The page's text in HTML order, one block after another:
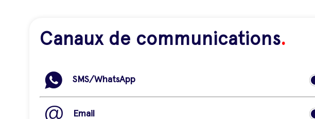
Canaux de communications.
SMS/WhatsApp
Email